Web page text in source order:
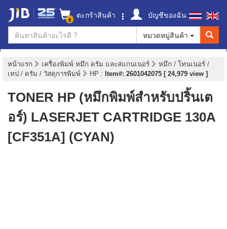
0 ตะกร้าสินค้า
บัญชีของฉัน
หมวดหมู่สินค้า
หน้าแรก เครื่องพิมพ์ หมึก ดรัม และสแกนเนอร์
หมึก / โทนเนอร์ /
เทป / ดรัม / วัสดุการพิมพ์
HP : Item#: 2601042075 [ 24,979 view ]
TONER HP (หมึกพิมพ์สำหรับปริ้นเต
อร์) LASERJET CARTRIDGE 130A
[CF351A] (CYAN)